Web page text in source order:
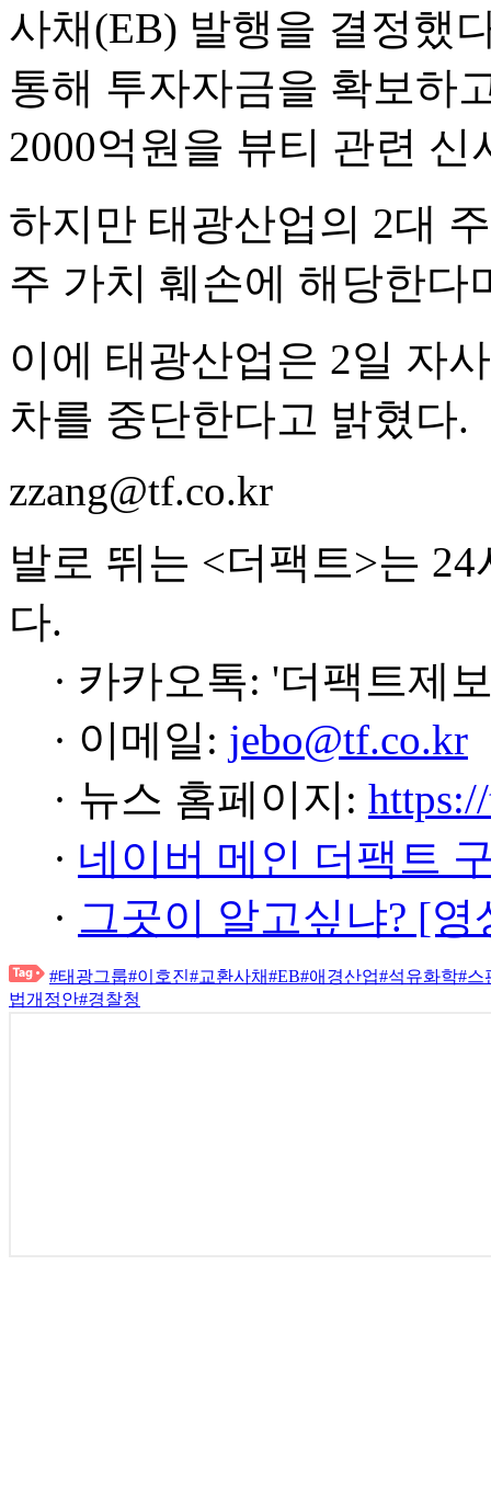
사채(EB) 발행을 결정했
통해 투자자금을 확보하
2000억원을 뷰티 관련
하지만 태광산업의 2대
주 가치 훼손에 해당한다
이에 태광산업은 2일 자
차를 중단한다고 밝혔다.
zzang@tf.co.kr
발로 뛰는 <더팩트>는
다.
· 카카오톡: '더팩트제
· 이메일: jebo@tf.co.kr
· 뉴스 홈페이지:
· 네이버 메인 더팩트
· 그곳이 알고싶냐? [
#태광그룹#이호진#교환사채#EB#애경산업#석유화학#스
법개정안#경찰청